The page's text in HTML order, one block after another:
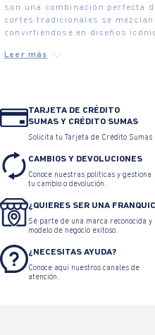
son una combinación perfecta
cortes tradicionales se
convirtiéndose en diseños
TARJETA DE CRÉDITO
SUMAS Y CRÉDITO SUMAS
Solicita tu Tarjeta de Crédito Sumas
CAMBIOS Y DEVOLUCIONES
Conoce nuestras políticas y gestiona
tu cambio o devolución.
¿QUIERES SER UNA
Sé parte de una marca reconocida y
modelo de negocio exitoso.
¿NECESITAS AYUDA?
Conoce aquí nuestros canales de
atención.